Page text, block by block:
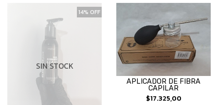
14% OFF
SIN STOCK
APLICADOR DE FIBRA
CAPILAR
$17.325,00